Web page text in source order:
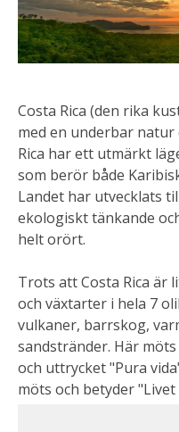
Costa Rica (den rika
med en underbar
Rica har ett utmärkt
som berör både
Landet har utvecklats
ekologiskt tänkande
helt orört.
Trots att Costa Rica är
och växtarter i hela 7
vulkaner, barrskog,
sandstränder. Här
och uttrycket "Pura
möts och betyder